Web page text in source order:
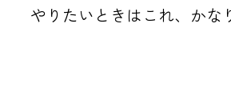
やりたいときはこれ、か